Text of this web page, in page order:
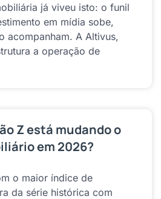
já viveu isto: o funil
em mídia sobe,
acompanham. A Altivus,
a operação de
Z está mudando o
em 2026?
o maior índice de
da série histórica com